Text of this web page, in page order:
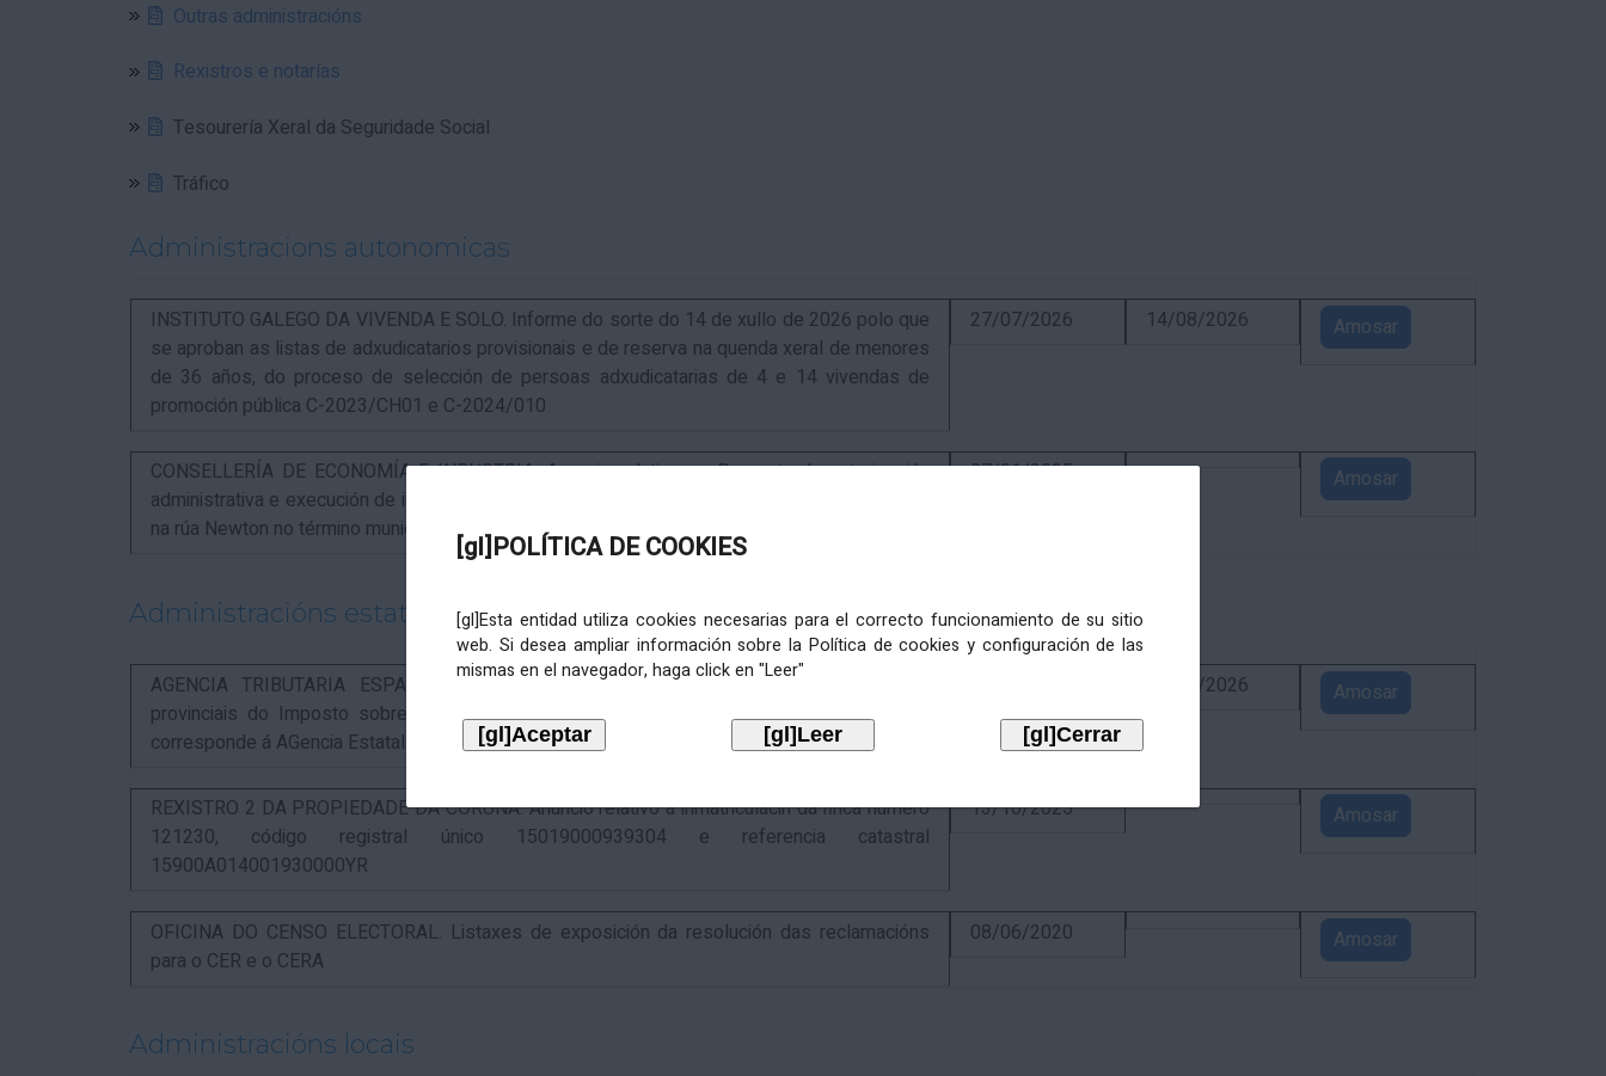
[gl]POLÍTICA DE COOKIES
[gl]Esta entidad utiliza cookies necesarias para el correcto funcionamiento de su sitio
web. Si desea ampliar información sobre la Política de cookies y configuración de las
mismas en el navegador, haga click en "Leer"
Outras administracións
Rexistros e notarías
Tesourería Xeral da Seguridade Social
Tráfico
Administracions autonomicas
INSTITUTO GALEGO DA VIVENDA E SOLO. Informe do sorte do 14 de xullo de 2026 polo que
se aproban as listas de adxudicatarios provisionais e de reserva na quenda xeral de menores
de 36 años, do proceso de selección de persoas adxudicatarias de 4 e 14 vivendas de
promoción pública C-2023/CH01 e C-2024/010
27/07/2026 14/08/2026 Amosar
CONSELLERÍA DE ECONOMÍA E INDUSTRIA. Anuncio relativo ao Proxecto de autorización
administrativa e execución de instalacións para a instalación de nova ERM 16/4 Q.9000-D sita
na rúa Newton no término municipal da Coruña, exp. IN627A 2024/4-1
07/01/2025 Amosar
Administracións estatais
AGENCIA TRIBUTARIA ESPAÑOLA. Aviso relativo á recadación das cotas estatais e
provinciais do Imposto sobre Actividades Económicas de 2026, cuxa xestión recadatoria
corresponde á AGencia Estatal de Administración Tributaria.
02/09/2026 Amosar
REXISTRO 2 DA PROPIEDADE DA CORUÑA. Anuncio relativo á inmatriculacin da finca número
121230, código registral único 15019000939304 e referencia catastral
15900A014001930000YR
13/10/2025 Amosar
OFICINA DO CENSO ELECTORAL. Listaxes de exposición da resolución das reclamacións
para o CER e o CERA
08/06/2020 Amosar
Administracións locais